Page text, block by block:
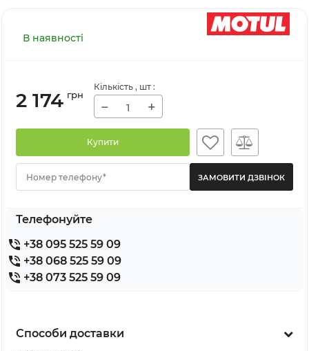
В наявності
2 174 грн
Кількість , шт :
− +
Купити
Номер телефону*
Телефонуйте
+38 095 525 59 09
+38 068 525 59 09
+38 073 525 59 09
Способи доставки